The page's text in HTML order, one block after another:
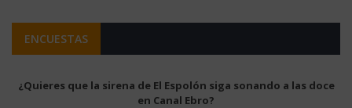
ENCUESTAS
¿Quieres que la sirena de El Espolón siga sonando a las doce
en Canal Ebro?